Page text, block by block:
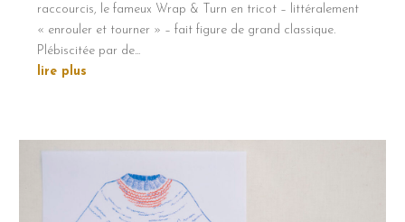
raccourcis, le fameux Wrap & Turn en tricot – littéralement
« enrouler et tourner » – fait figure de grand classique.
Plébiscitée par de...
lire plus